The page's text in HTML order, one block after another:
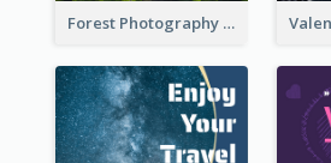
Forest Photography Flyer Of ECO Tourism